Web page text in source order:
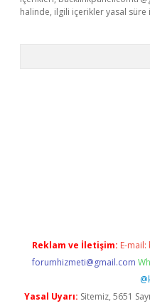
halinde, ilgili içerikler yasal süre
Reklam ve İletişim: E-mail:
forumhizmeti@gmail.com
Yasal Uyarı: Sitemiz, 5651